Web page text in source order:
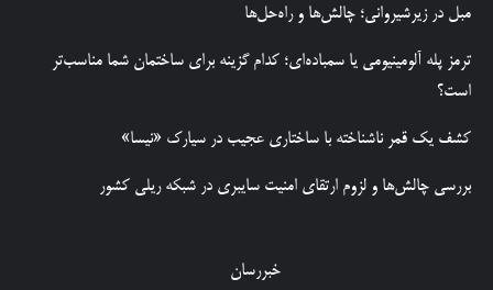
مبل در زیرشیروانی؛ چالش‌ها و راه‌حل‌ها
ترمز پله آلومینیومی یا سمباده‌ای؛ کدام گزینه برای ساختمان شما مناسب‌تر
است؟
کشف یک قمر ناشناخته با ساختاری عجیب در سیارک «نیسا»
بررسی چالش‌ها و لزوم ارتقای امنیت سایبری در شبکه ریلی کشور
خبررسان